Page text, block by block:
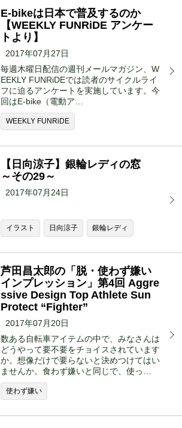
E-bikeは日本で普及するのか
【WEEKLY FUNRiDE アンケー
トより】
2017年07月27日
毎週木曜日配信の週刊メールマガジン、W
EEKLY FUNRiDEでは読者のサイクルライ
フに迫るアンケートを実施しています。今
回はE-bike（電動ア…
WEEKLY FUNRiDE
【日向涼子】銀輪レディの窓
～その29～
2017年07月24日
イラスト 日向涼子 銀輪レディ
芦田昌太郎の「脱・使わず嫌い
インプレッション」第4回 Aggre
ssive Design Top Athlete Sun
Protect “Fighter”
2017年07月20日
数ある自転車アイテムの中で、みなさんは
どうやって要不要をチョイスされています
か。想像だけで要らないと決めつけてはい
ませんか。食わず嫌いと同じで、使っ…
使わず嫌い